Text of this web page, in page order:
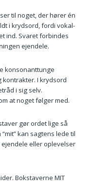
til noget, der hører én
i krydsord, fordi vokal­
ind. Svaret forbindes
ejendele.
konsonanttunge
I krydsord
i sig selv.
at noget følger med.
gør ordet lige så
kan sagtens lede til
eller oplevelser
Bokstaverne MIT